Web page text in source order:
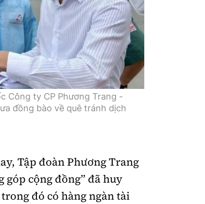
sao
thể thao
Sản phẩm mới
AI
Tư vấn
phá
giao thông
kính xây dựng
- Thể thao
Công ty CP Phương Trang -
đồng bào về quê tránh dịch
Tập đoàn Phương Trang
cộng đồng” đã huy
đó có hàng ngàn tài